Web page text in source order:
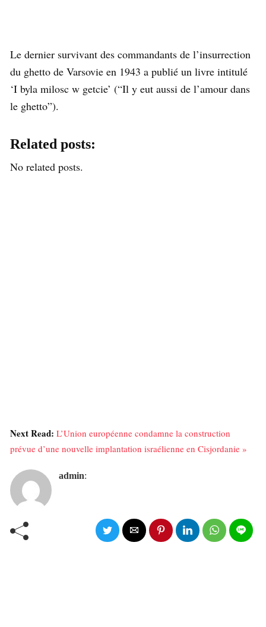
Le dernier survivant des commandants de l’insurrection
du ghetto de Varsovie en 1943 a publié un livre intitulé
‘I byla milosc w getcie’ (“Il y eut aussi de l’amour dans
le ghetto”).
Related posts:
No related posts.
Next Read: L’Union européenne condamne la construction
prévue d’une nouvelle implantation israélienne en Cisjordanie »
admin: